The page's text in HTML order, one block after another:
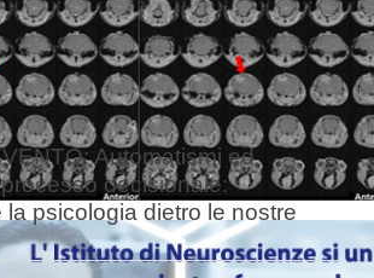
Automatismi ed
decisionale:
psicologia dietro le nostre